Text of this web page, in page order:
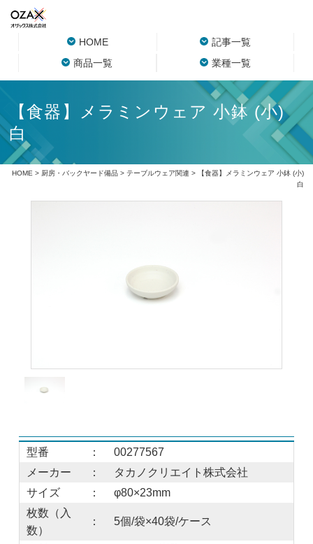
HOME
記事一覧
商品一覧
業種一覧
【食器】メラミンウェア 小鉢 (小)
白
HOME > 厨房・バックヤード備品> テーブルウェア関連 > 【食器】メラミンウェア 小鉢 (小)
白
型番 ：
00277567
メーカー
：
タカノクリエイト株式会社
サイズ
：
φ80×23mm
枚数（入
数）
： 5個/袋×40袋/ケース